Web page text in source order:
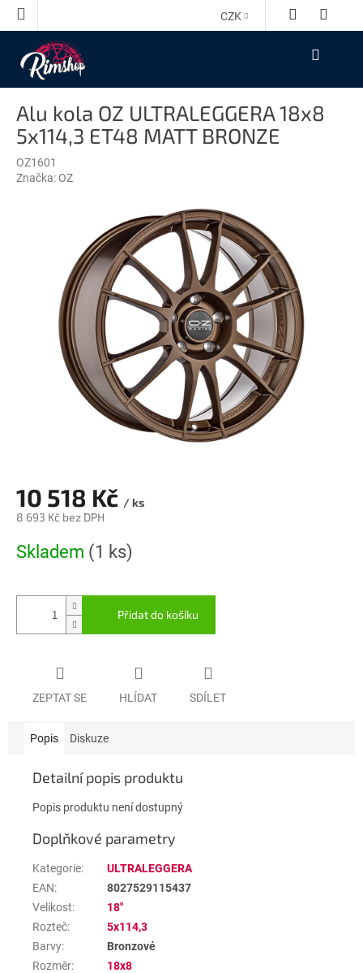
Přejít
CZK
NÁKUPNÍ
Alu kola OZ ULTRALEGGERA 18x8
5x114,3 ET48 MATT BRONZE
OZ1601
Značka: OZ
10 518 Kč / ks
8 693 Kč bez DPH
cena:
Skladem (1 ks)
Přidat do košíku
ZEPTAT SE HLÍDAT SDÍLET
Popis Diskuze
Detailní popis produktu
Popis produktu není dostupný
Doplňkové parametry
Kategorie:
ULTRALEGGERA
EAN:
8027529115437
Velikost:
18"
Rozteč:
5x114,3
Barvy:
Bronzové
Rozměr:
18x8